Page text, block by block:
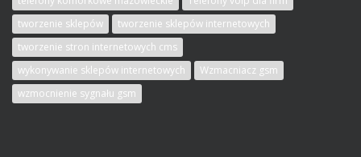
tworzenie sklepów
tworzenie sklepów internetowych
tworzenie stron internetowych cms
wykonywanie sklepów internetowych
Wzmacniacz gsm
wzmocnienie sygnału gsm